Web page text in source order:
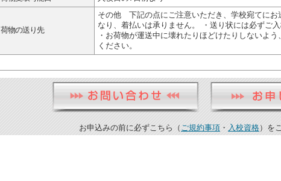
荷物の送り先
その他 下記の点にご注意いただき、学校宛てにお
なり、着払いは承りません。 ・送り状には必ずご
・お荷物が運送中に壊れたりほどけたりしないよ
ください。
お申込みの前に必ずこちら（ ご規約事項 ・ 入校資格）を